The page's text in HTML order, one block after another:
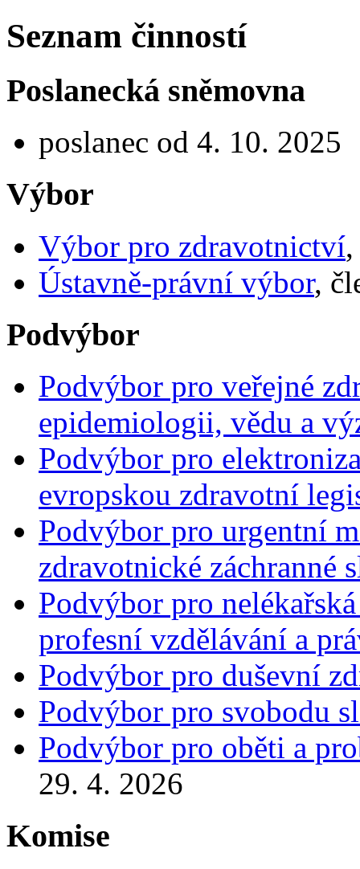
Seznam činností
Poslanecká sněmovna
poslanec od 4. 10. 2025
Výbor
Výbor pro zdravotnictví
Ústavně-právní výbor,
Podvýbor
Podvýbor pro veřejné
epidemiologii, vědu a
Podvýbor pro
evropskou zdravotní
Podvýbor pro urgentní
zdravotnické záchranné
Podvýbor pro
profesní vzdělávání a
Podvýbor pro duševní
Podvýbor pro svobodu
Podvýbor pro oběti a
29. 4. 2026
Komise